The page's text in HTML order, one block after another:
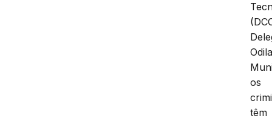
os
têm